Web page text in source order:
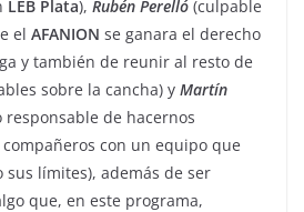
LEB Plata), Rubén Perelló (culpable
el AFANION se ganara el derecho
y también de reunir al resto de
sobre la cancha) y Martín
de hacernos
con un equipo que
sus límites), además de ser
que, en este programa,